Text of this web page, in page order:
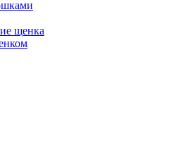
щенка